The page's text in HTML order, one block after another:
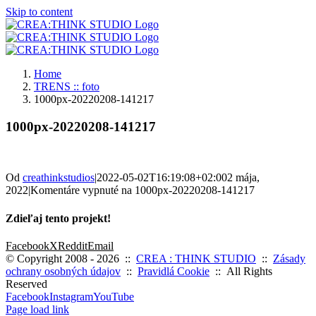
Skip to content
Home
TRENS :: foto
1000px-20220208-141217
1000px-20220208-141217
Od creathinkstudios|2022-05-02T16:19:08+02:002 mája,
2022|Komentáre vypnuté na 1000px-20220208-141217
Zdieľaj tento projekt!
FacebookXRedditEmail
© Copyright 2008 - 2026 :: CREA : THINK STUDIO :: Zásady
ochrany osobných údajov :: Pravidlá Cookie :: All Rights
Reserved
FacebookInstagramYouTube
Page load link